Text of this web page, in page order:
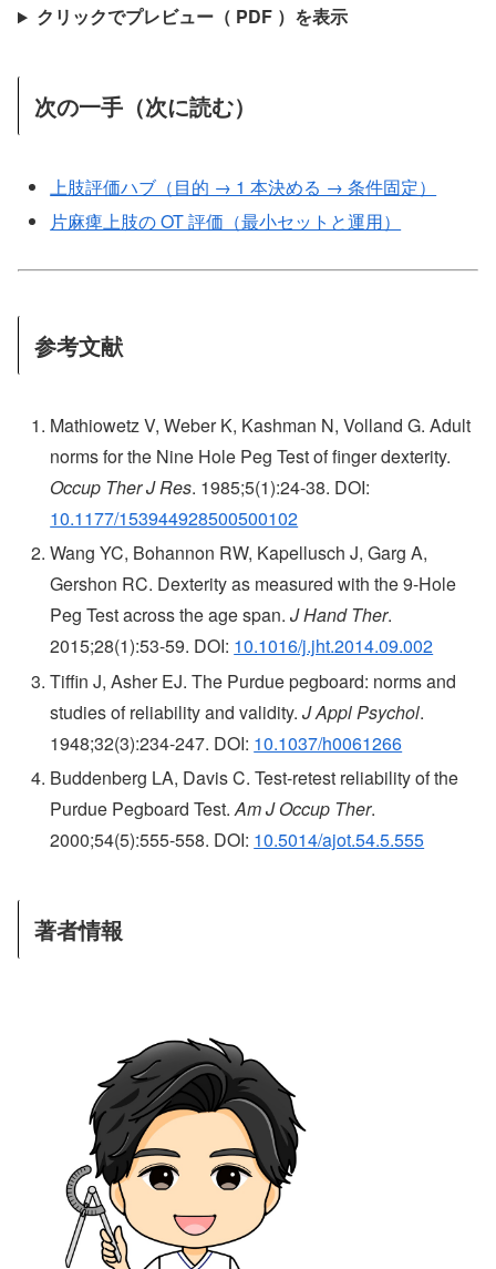
クリックでプレビュー（ PDF ）を表示
次の一手（次に読む）
上肢評価ハブ（目的 → 1 本決める → 条件固定）
片麻痺上肢の OT 評価（最小セットと運用）
参考文献
Mathiowetz V, Weber K, Kashman N, Volland G. Adult
norms for the Nine Hole Peg Test of finger dexterity.
Occup Ther J Res. 1985;5(1):24-38. DOI:
10.1177/153944928500500102
Wang YC, Bohannon RW, Kapellusch J, Garg A,
Gershon RC. Dexterity as measured with the 9-Hole
Peg Test across the age span.J Hand Ther.
2015;28(1):53-59. DOI: 10.1016/j.jht.2014.09.002
Tiffin J, Asher EJ. The Purdue pegboard: norms and
studies of reliability and validity.J Appl Psychol.
1948;32(3):234-247. DOI: 10.1037/h0061266
Buddenberg LA, Davis C. Test-retest reliability of the
Purdue Pegboard Test.Am J Occup Ther.
2000;54(5):555-558. DOI: 10.5014/ajot.54.5.555
著者情報